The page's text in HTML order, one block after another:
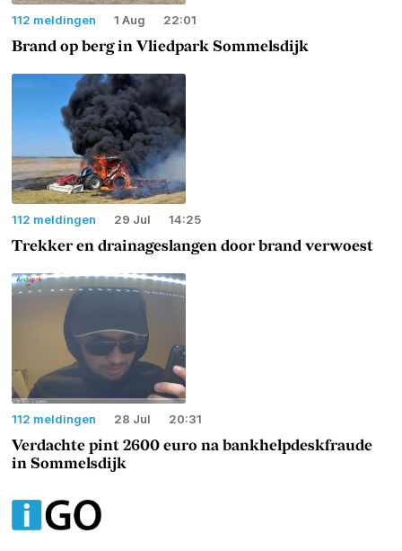
112 meldingen 1 Aug 22:01
Brand op berg in Vliedpark Sommelsdijk
112 meldingen 29 Jul 14:25
Trekker en drainageslangen door brand verwoest
112 meldingen 28 Jul 20:31
Verdachte pint 2600 euro na bankhelpdeskfraude
in Sommelsdijk